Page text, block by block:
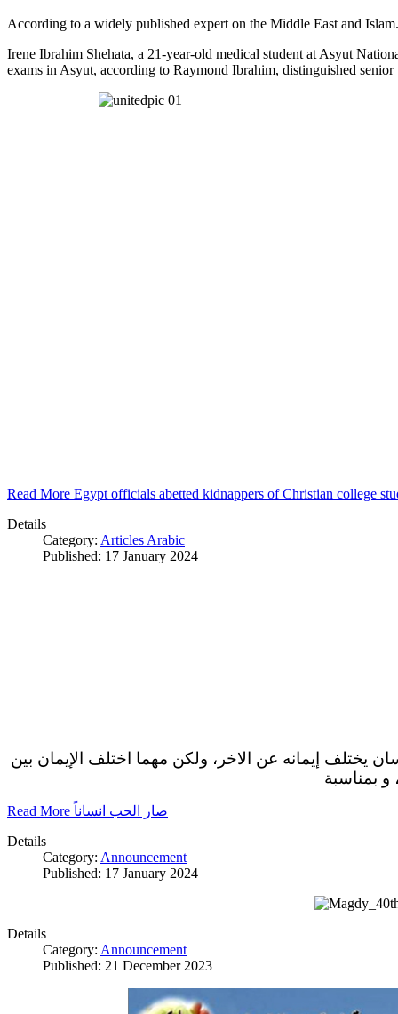
According to a widely published expert on the Middle East and Islam.
Irene Ibrahim Shehata, a 21-year-old medical student at Asyut
exams in Asyut, according to Raymond Ibrahim, distinguished
Read More Egypt officials abetted kidnappers of Christian college
Details
Category: Articles Arabic
Published: 17 January 2024
يختلف إيمانه عن الاخر، ولكن مهما اختلف الإيمان بين
و بمناسبة
Read More صار الحب انساناً
Details
Category: Announcement
Published: 17 January 2024
Details
Category: Announcement
Published: 21 December 2023